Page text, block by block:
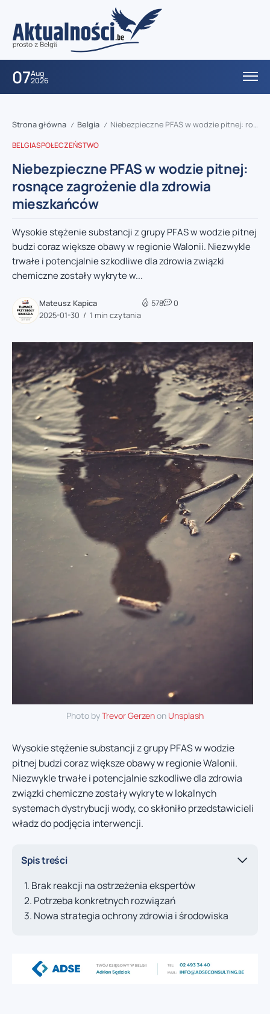
07Aug
2026
Strona główna / Belgia / Niebezpieczne PFAS w wodzie pitnej: rosnące zagrożenie dla zdrowia mieszkańców
BELGIASPOŁECZEŃSTWO
Niebezpieczne PFAS w wodzie pitnej:
rosnące zagrożenie dla zdrowia
mieszkańców
Wysokie stężenie substancji z grupy PFAS w wodzie pitnej
budzi coraz większe obawy w regionie Walonii. Niezwykle
trwałe i potencjalnie szkodliwe dla zdrowia związki
chemiczne zostały wykryte w...
Mateusz Kapica
2025-01-30
1 min czytania
578 0
Photo byTrevor Gerzenon Unsplash
Wysokie stężenie substancji z grupy PFAS w wodzie
pitnej budzi coraz większe obawy w regionie Walonii.
Niezwykle trwałe i potencjalnie szkodliwe dla zdrowia
związki chemiczne zostały wykryte w lokalnych
systemach dystrybucji wody, co skłoniło przedstawicieli
władz do podjęcia interwencji.
Spis treści
Brak reakcji na ostrzeżenia ekspertów
Potrzeba konkretnych rozwiązań
Nowa strategia ochrony zdrowia i środowiska